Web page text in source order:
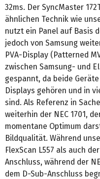
32ms. Der SyncMaster
ähnlichen Technik wie
nutzt ein Panel auf Basis
jedoch von Samsung
PVA-Display (Patterned
zwischen Samsung- und
gespannt, da beide
Displays gehören und in
sind. Als Referenz in
weiterhin der NEC 1701,
momentane Optimum
Bildqualität. Während
FlexScan L557 als auch
Anschluss, während der
dem D-Sub-Anschluss